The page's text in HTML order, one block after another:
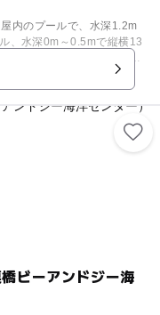
内のプールで、水深1.2m
、水深0m～0.5mで縦横13
ジャグジーがあります。
らではの格安で遊べます。
にすることなく水泳や水遊
いれば利用できるので、プ
ビーアンドジー海